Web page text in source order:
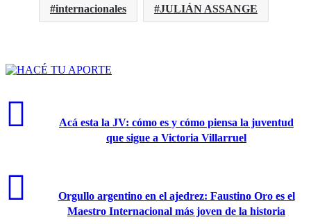
internacionales JULIÁN ASSANGE
Acá esta la JV: cómo es y cómo piensa la juventud
que sigue a Victoria Villarruel
Orgullo argentino en el ajedrez: Faustino Oro es el
Maestro Internacional más joven de la historia